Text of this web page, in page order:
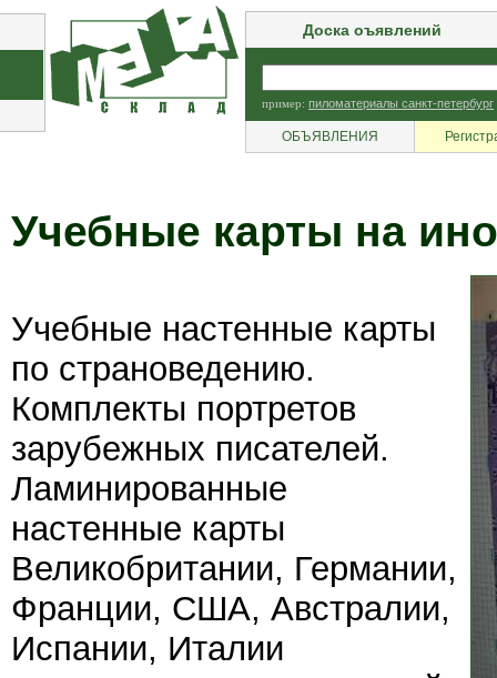
Доска оъявлений
пример: пиломатериалы санкт-петербург
ОБЪЯВЛЕНИЯ
Учебные карты на
Учебные настенные карты
по страноведению.
Комплекты портретов
зарубежных писателей.
Ламинированные
настенные карты
Великобритании, Германии,
Франции, США, Австралии,
Испании, Италии